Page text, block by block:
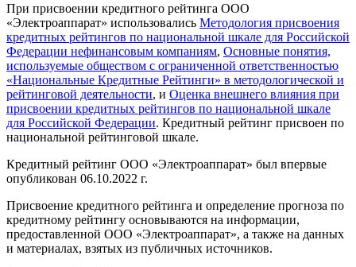
При присвоении кредитного рейтинга ООО
«Электроаппарат» использовались Методология присвоения
кредитных рейтингов по национальной шкале для Российской
Федерации нефинансовым компаниям, Основные понятия,
используемые обществом с ограниченной ответственностью
«Национальные Кредитные Рейтинги» в методологической и
рейтинговой деятельности, и Оценка внешнего влияния при
присвоении кредитных рейтингов по национальной шкале
для Российской Федерации. Кредитный рейтинг присвоен по
национальной рейтинговой шкале.
Кредитный рейтинг ООО «Электроаппарат» был впервые
опубликован 06.10.2022 г.
Присвоение кредитного рейтинга и определение прогноза по
кредитному рейтингу основываются на информации,
предоставленной ООО «Электроаппарат», а также на данных
и материалах, взятых из публичных источников.